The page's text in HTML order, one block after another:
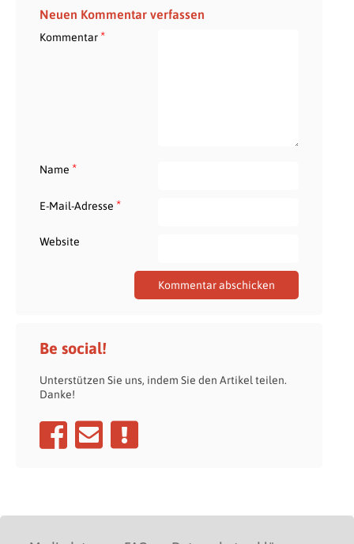
Neuen Kommentar verfassen
Kommentar*
Name *
E-Mail-Adresse *
Website
Be social!
Unterstützen Sie uns, indem Sie den Artikel teilen.
Danke!